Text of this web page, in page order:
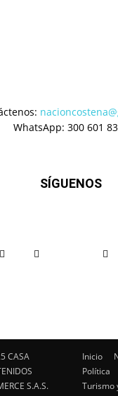
WhatsApp: 300 601
SÍGUENOS
CASA
S.A.S.
Inicio
Política
Turismo